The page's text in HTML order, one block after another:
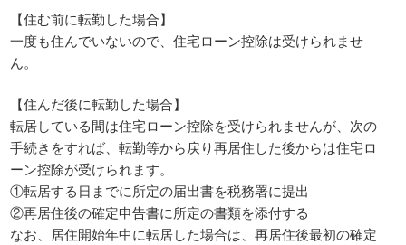
【住む前に転勤した場合】
一度も住んでいないので、住宅ローン控除は受けられませ
ん。
【住んだ後に転勤した場合】
転居している間は住宅ローン控除を受けられませんが、次の
手続きをすれば、転勤等から戻り再居住した後からは住宅ロ
ーン控除が受けられます。
①転居する日までに所定の届出書を税務署に提出
②再居住後の確定申告書に所定の書類を添付する
なお、居住開始年中に転居した場合は、再居住後最初の確定